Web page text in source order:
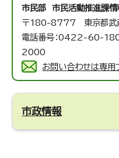
市民部 市民活動推進課情
〒180-8777 東京都武
電話番号：0422-60-
2000
お問い合わせは専用
市政情報